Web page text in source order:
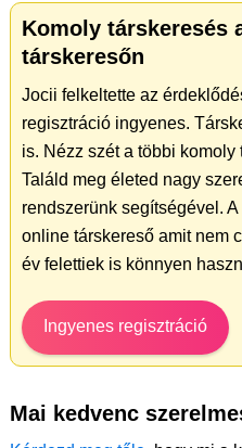
Komoly társkeresés
társkeresőn
Jocii felkeltette az
regisztráció ingyenes.
is. Nézz szét a többi komoly
Találd meg életed nagy
rendszerünk segítségével.
online társkereső amit nem
év felettiek is könnyen
Ingyenes regisztráció
Mai kedvenc